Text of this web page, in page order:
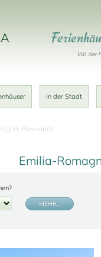
Wo der
In der Stadt
Ravenna)
Emilia-
MEHR…